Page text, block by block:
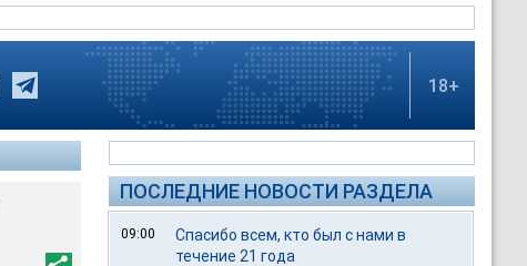
18+
ПОСЛЕДНИЕ НОВОСТИ РАЗДЕЛА
09:00
Спасибо всем, кто был с нами в
течение 21 года